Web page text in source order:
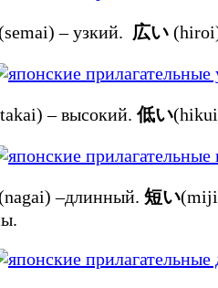
– узкий. 広い
– высокий.低い
–длинный. 短い